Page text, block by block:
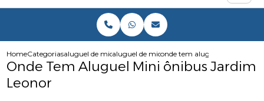
HomeCategoriasaluguel de micro onibusaluguel de microonibusonde tem aluguel mini
Onde Tem Aluguel Mini ônibus Jardim
Leonor